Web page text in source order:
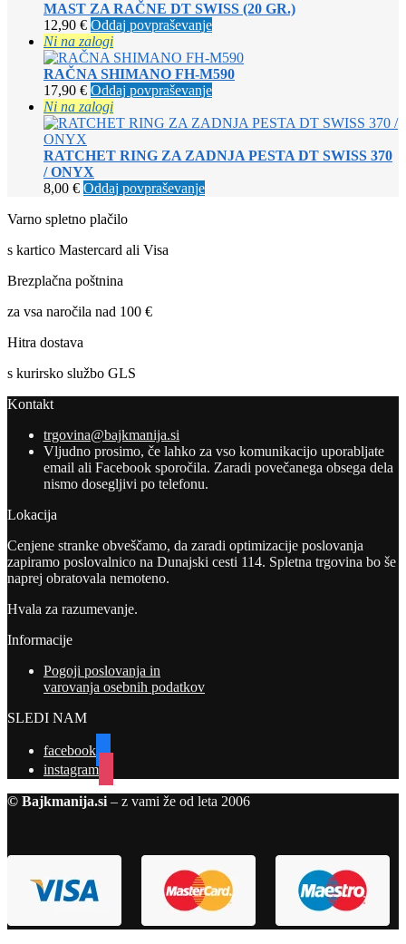
MAST ZA RAČNE DT SWISS (20 GR.)
12,90 € Oddaj povpraševanje
Ni na zalogi
RAČNA SHIMANO FH-M590
17,90 € Oddaj povpraševanje
Ni na zalogi
RATCHET RING ZA ZADNJA PESTA DT SWISS 370
/ ONYX
8,00 € Oddaj povpraševanje
Varno spletno plačilo
s kartico Mastercard ali Visa
Brezplačna poštnina
za vsa naročila nad 100 €
Hitra dostava
s kurirsko službo GLS
Kontakt
trgovina@bajkmanija.si
Vljudno prosimo, če lahko za vso komunikacijo uporabljate
email ali Facebook sporočila. Zaradi povečanega obsega dela
nismo dosegljivi po telefonu.
Lokacija
Cenjene stranke obveščamo, da zaradi optimizacije poslovanja
zapiramo poslovalnico na Dunajski cesti 114. Spletna trgovina bo še
naprej obratovala nemoteno.
Hvala za razumevanje.
Informacije
Pogoji poslovanja in
varovanja osebnih podatkov
SLEDI NAM
facebook
instagram
© Bajkmanija.si – z vami že od leta 2006